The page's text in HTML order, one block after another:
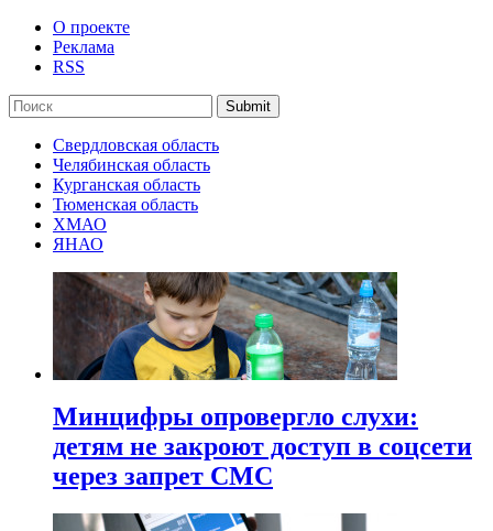
О проекте
Реклама
RSS
Submit
Свердловская область
Челябинская область
Курганская область
Тюменская область
ХМАО
ЯНАО
Минцифры опровергло слухи:
детям не закроют доступ в соцсети
через запрет СМС